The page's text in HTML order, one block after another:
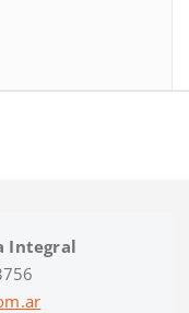
Integral